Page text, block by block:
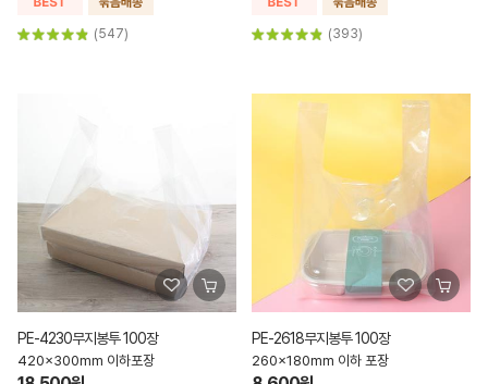
(547) (393)
PE-4230무지봉투 100장
420x300mm 이하포장
PE-2618무지봉투 100장
260x180mm 이하 포장